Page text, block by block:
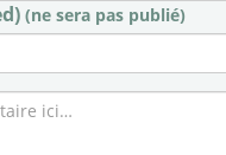
(ne sera pas publié)